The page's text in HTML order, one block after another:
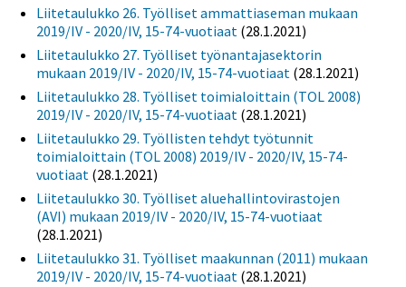
Liitetaulukko 26. Työlliset ammattiaseman mukaan
2019/IV - 2020/IV, 15-74-vuotiaat (28.1.2021)
Liitetaulukko 27. Työlliset työnantajasektorin
mukaan 2019/IV - 2020/IV, 15-74-vuotiaat (28.1.2021)
Liitetaulukko 28. Työlliset toimialoittain (TOL 2008)
2019/IV - 2020/IV, 15-74-vuotiaat (28.1.2021)
Liitetaulukko 29. Työllisten tehdyt työtunnit
toimialoittain (TOL 2008) 2019/IV - 2020/IV, 15-74-
vuotiaat (28.1.2021)
Liitetaulukko 30. Työlliset aluehallintovirastojen
(AVI) mukaan 2019/IV - 2020/IV, 15-74-vuotiaat
(28.1.2021)
Liitetaulukko 31. Työlliset maakunnan (2011) mukaan
2019/IV - 2020/IV, 15-74-vuotiaat (28.1.2021)